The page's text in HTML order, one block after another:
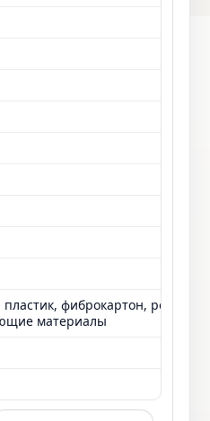
фиброкартон, резина,
материалы